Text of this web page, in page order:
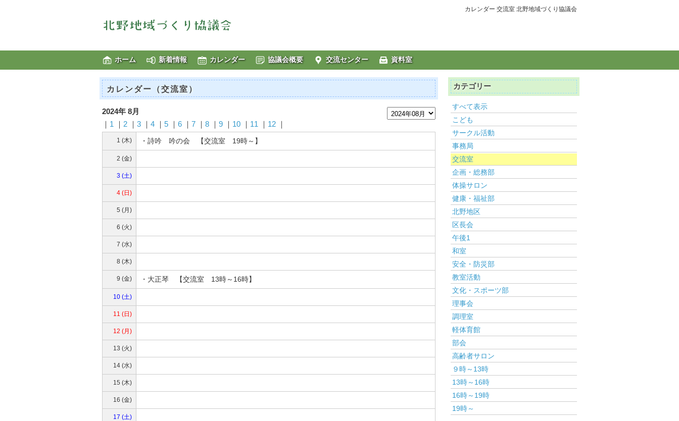
カレンダー 交流室 北野地域づくり協議会
ホーム 新着情報 カレンダー 協議会概要 交流センター 資料室
カレンダー（交流室）
2024年 8月
1 2 3 4 5 6 7 8 9 10 11 12
1 (木) ・詩吟 吟の会 【交流室 19時～】
2 (金)
3 (土)
4 (日)
5 (月)
6 (火)
7 (水)
8 (木)
9 (金) ・大正琴 【交流室 13時～16時】
10 (土)
11 (日)
12 (月)
13 (火)
14 (水)
15 (木)
16 (金)
17 (土)
カテゴリー
すべて表示
こども
サークル活動
事務局
交流室
企画・総務部
体操サロン
健康・福祉部
北野地区
区長会
午後1
和室
安全・防災部
教室活動
文化・スポーツ部
理事会
調理室
軽体育館
部会
高齢者サロン
９時～13時
13時～16時
16時～19時
19時～